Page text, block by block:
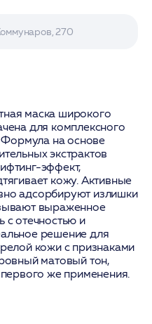
270
маска широкого
для комплексного
Формула на основе
экстрактов
эффект,
кожу. Активные
адсорбируют излишки
выраженное
с отечностью и
решение для
кожи с признаками
матовый тон,
же применения.